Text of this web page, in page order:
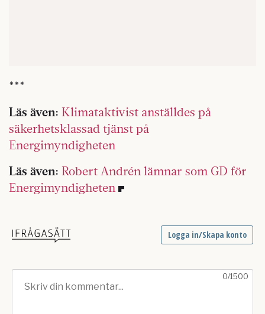
***
Läs även: Klimataktivist anställdes på
säkerhetsklassad tjänst på
Energimyndigheten
Läs även: Robert Andrén lämnar som GD för
Energimyndigheten